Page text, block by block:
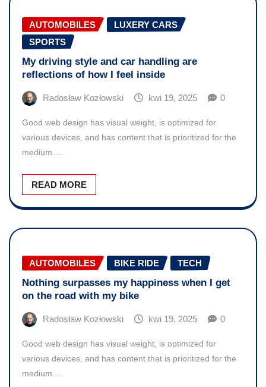
AUTOMOBILES
LUXERY CARS
SPORTS
My driving style and car handling are
reflections of how I feel inside
Radosław Kozłowski kwi 19, 2025 0
Good web design has visual weight, is optimized for
various devices, and has content that is prioritized for the
medium.…
READ MORE
AUTOMOBILES BIKE RIDE TECH
Nothing surpasses my happiness when I get
on the road with my bike
Radosław Kozłowski kwi 19, 2025 0
Good web design has visual weight, is optimized for
various devices, and has content that is prioritized for the
medium.…